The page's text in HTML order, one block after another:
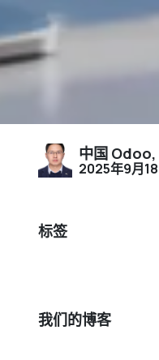
中国
2025年9月
标签
我们的博客